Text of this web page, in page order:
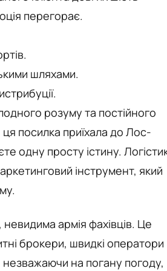
перегорає.
шляхами.
розуму та постійного
ця посилка приїхала до Лос-
одну просту істину.
інструмент, який
армія фахівців. Це
брокери, швидкі оператори
незважаючи на погану погоду,